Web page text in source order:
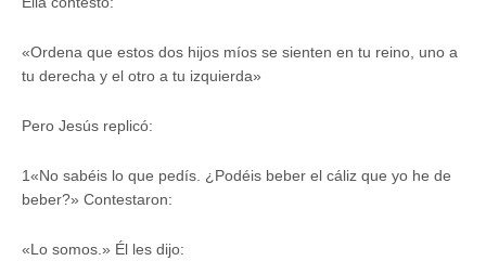
«Ordena que estos dos hijos míos se sienten en tu reino, uno a
tu derecha y el otro a tu izquierda»
Pero Jesús replicó:
1«No sabéis lo que pedís. ¿Podéis beber el cáliz que yo he de
beber?» Contestaron:
«Lo somos.» Él les dijo: